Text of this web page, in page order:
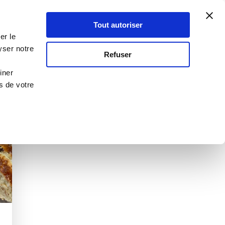
le
notre
de votre
Tout autoriser
Refuser
Se connecter